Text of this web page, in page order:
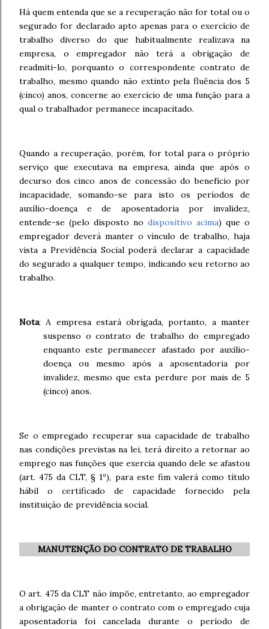
Há quem entenda que se a recuperação não for total ou o
segurado for declarado apto apenas para o exercício de
trabalho diverso do que habitualmente realizava na
empresa, o empregador não terá a obrigação de
readmiti-lo, porquanto o correspondente contrato de
trabalho, mesmo quando não extinto pela fluência dos 5
(cinco) anos, concerne ao exercício de uma função para a
qual o trabalhador permanece incapacitado.
Quando a recuperação, porém, for total para o próprio
serviço que executava na empresa, ainda que após o
decurso dos cinco anos de concessão do benefício por
incapacidade, somando-se para isto os períodos de
auxílio-doença e de aposentadoria por invalidez,
entende-se (pelo disposto no dispositivo acima) que o
empregador deverá manter o vínculo de trabalho, haja
vista a Previdência Social poderá declarar a capacidade
do segurado a qualquer tempo, indicando seu retorno ao
trabalho.
Nota: A empresa estará obrigada, portanto, a manter
suspenso o contrato de trabalho do empregado
enquanto este permanecer afastado por auxílio-
doença ou mesmo após a aposentadoria por
invalidez, mesmo que esta perdure por mais de 5
(cinco) anos.
Se o empregado recuperar sua capacidade de trabalho
nas condições previstas na lei, terá direito a retornar ao
emprego nas funções que exercia quando dele se afastou
(art. 475 da CLT, § 1º), para este fim valerá como título
hábil o certificado de capacidade fornecido pela
instituição de previdência social.
MANUTENÇÃO DO CONTRATO DE TRABALHO
O art. 475 da CLT não impõe, entretanto, ao empregador
a obrigação de manter o contrato com o empregado cuja
aposentadoria foi cancelada durante o período de